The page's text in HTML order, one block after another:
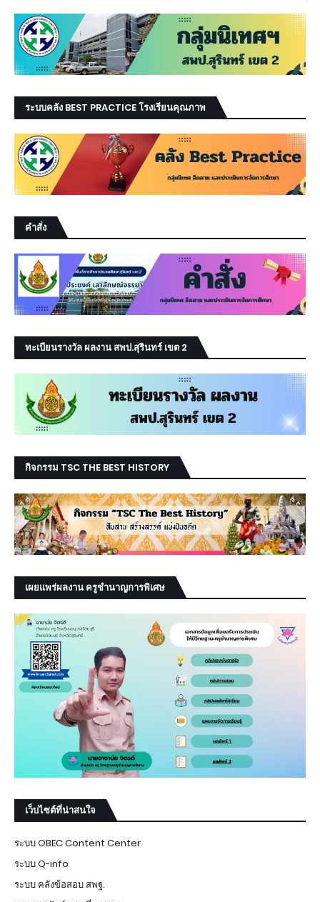
ระบบคลัง BEST PRACTICE โรงเรียนคุณภาพ
คำสั่ง
ทะเบียนรางวัล ผลงาน สพป.สุรินทร์ เขต 2
กิจกรรม TSC THE BEST HISTORY
เผยแพร่ผลงาน ครูชำนาญการพิเศษ
เว็บไซต์ที่น่าสนใจ
ระบบ OBEC Content Center
ระบบ Q-info
ระบบ คลังข้อสอบ สพฐ.